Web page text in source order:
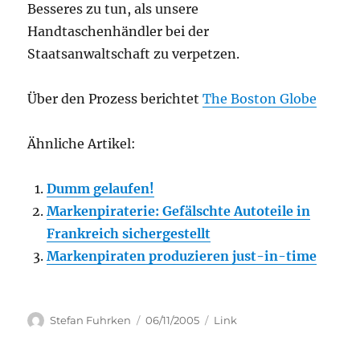
Besseres zu tun, als unsere
Handtaschenhändler bei der
Staatsanwaltschaft zu verpetzen.
Über den Prozess berichtetThe Boston Globe
Ähnliche Artikel:
Dumm gelaufen!
Markenpiraterie: Gefälschte Autoteile in
Frankreich sichergestellt
Markenpiraten produzieren just-in-time
Author
Stefan Fuhrken
Posted
06/11/2005 Categories
Link